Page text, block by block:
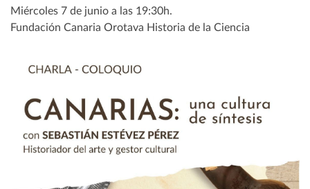
Miércoles 7 de junio a las 19:30h.
Fundación Canaria Orotava Historia de la Ciencia